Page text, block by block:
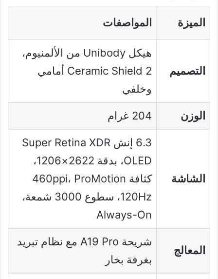
الميزة المواصفات
التصميم
هيكل Unibody من الألمنيوم،
Ceramic Shield 2 أمامي
وخلفي
الوزن 204 غرام
الشاشة
6.3 إنش Super Retina XDR
OLED، بدقة 2622×1206،
كثافة 460ppi، ProMotion
120Hz، سطوع 3000 شمعة،
Always-On
المعالج
شريحة A19 Pro مع نظام تبريد
بغرفة بخار